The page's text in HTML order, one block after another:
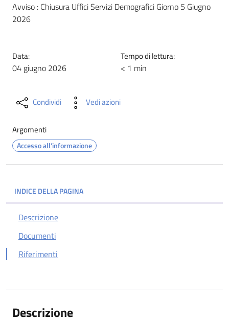
Avviso : Chiusura Uffici Servizi Demografici Giorno 5 Giugno
2026
Data:
04 giugno 2026
Tempo di lettura:
< 1 min
Condividi Vedi azioni
Argomenti
Accesso all'informazione
INDICE DELLA PAGINA
Descrizione
Documenti
Riferimenti
Descrizione